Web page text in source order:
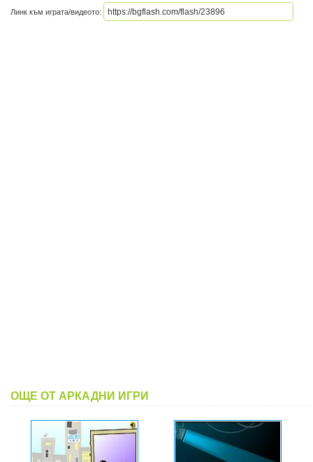
Линк към играта/видеото:
ОЩЕ ОТ АРКАДНИ ИГРИ